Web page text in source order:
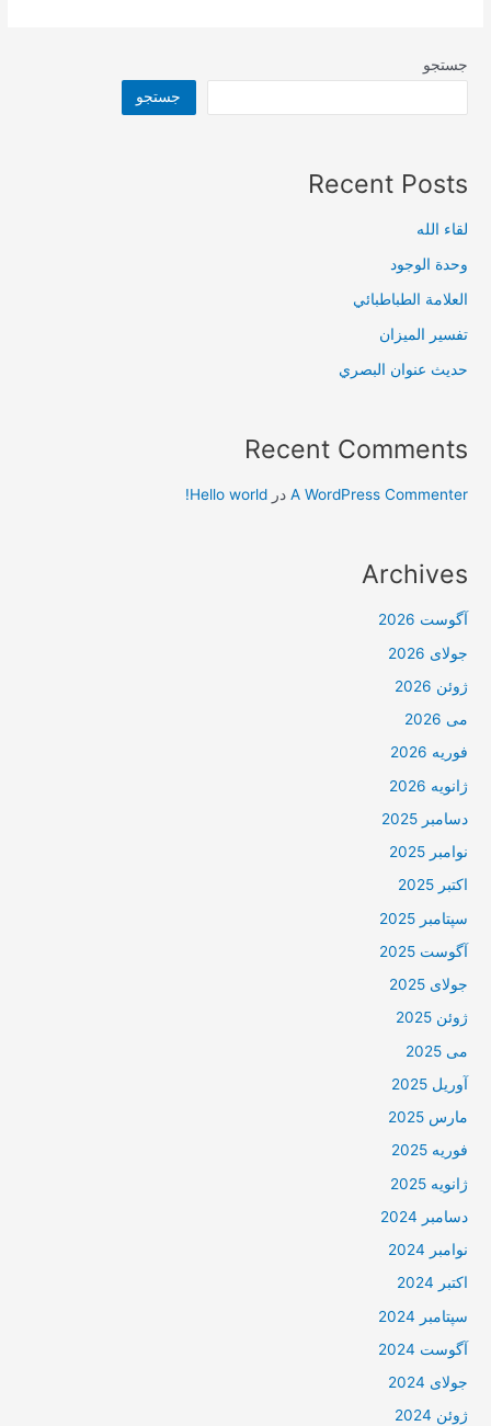
جستجو
جستجو
Recent Posts
لقاء الله
وحدة الوجود
العلامة الطباطبائي
تفسير الميزان
حديث عنوان البصري
Recent Comments
A WordPress Commenter درHello world!
Archives
آگوست 2026
جولای 2026
ژوئن 2026
می 2026
فوریه 2026
ژانویه 2026
دسامبر 2025
نوامبر 2025
اکتبر 2025
سپتامبر 2025
آگوست 2025
جولای 2025
ژوئن 2025
می 2025
آوریل 2025
مارس 2025
فوریه 2025
ژانویه 2025
دسامبر 2024
نوامبر 2024
اکتبر 2024
سپتامبر 2024
آگوست 2024
جولای 2024
ژوئن 2024